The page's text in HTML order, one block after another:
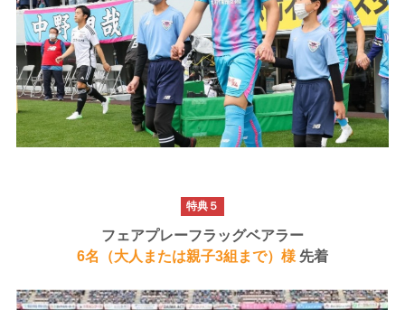
特典５
フェアプレーフラッグベアラー
6名（大人または親子3組まで）様 先着